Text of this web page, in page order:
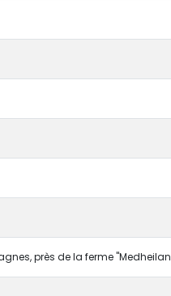
près de la ferme